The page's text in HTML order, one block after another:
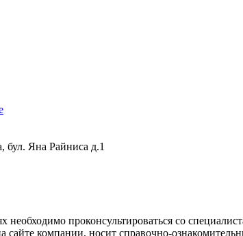
бул. Яна Райниса д.1
проконсультироваться со
компании, носит справочно-